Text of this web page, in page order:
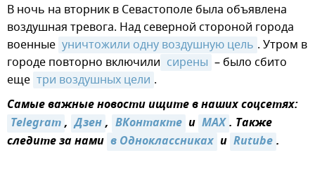
В ночь на вторник в Севастополе была объявлена
воздушная тревога. Над северной стороной города
военные уничтожили одну воздушную цель . Утром в
городе повторно включили сирены – было сбито
еще три воздушных цели .
Самые важные новости ищите в наших соцсетях:
Telegram, Дзен, ВКонтакте и MAX. Также
следите за нами в Одноклассниках и Rutube.